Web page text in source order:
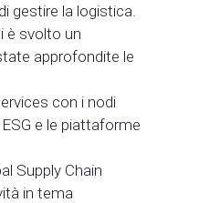
gestire la logistica.
è svolto un
approfondite le
con i nodi
e le piattaforme
Supply Chain
in tema